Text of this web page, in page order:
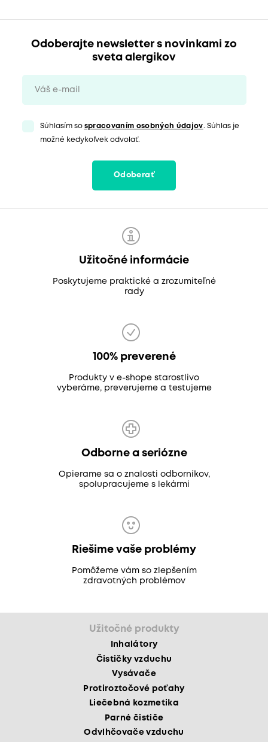
Odoberajte newsletter s novinkami zo
sveta alergikov
Súhlasím so spracovaním osobných údajov. Súhlas je
možné kedykoľvek odvolať.
Odoberať
Užitočné informácie
Poskytujeme praktické a zrozumiteľné
rady
100% preverené
Produkty v e-shope starostlivo
vyberáme, preverujeme a testujeme
Odborne a seriózne
Opierame sa o znalosti odborníkov,
spolupracujeme s lekármi
Riešime vaše problémy
Pomôžeme vám so zlepšením
zdravotných problémov
Užitočné produkty
Inhalátory
Čističky vzduchu
Vysávače
Protiroztočové poťahy
Liečebná kozmetika
Parné čističe
Odvlhčovače vzduchu